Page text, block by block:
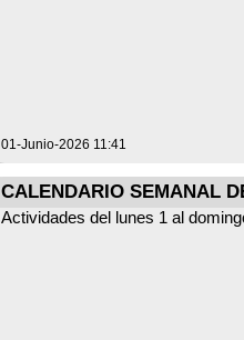
01-Junio-2026 11:41
CALENDARIO SEMANAL
Actividades del lunes 1 al